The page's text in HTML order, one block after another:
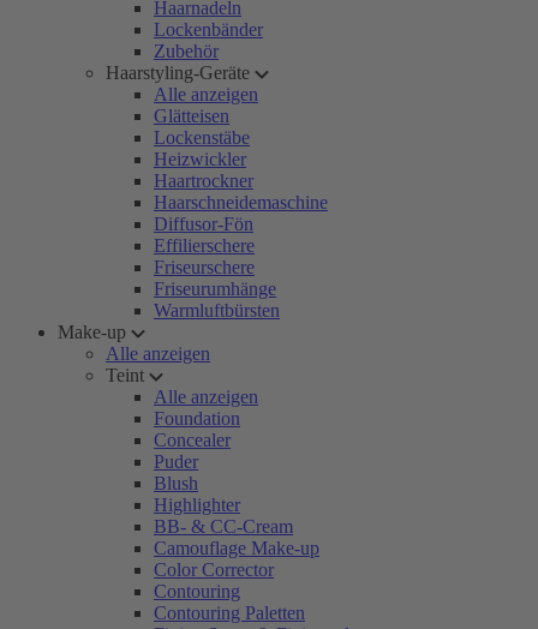
Haarnadeln
Lockenbänder
Zubehör
Haarstyling-Geräte
Alle anzeigen
Glätteisen
Lockenstäbe
Heizwickler
Haartrockner
Haarschneidemaschine
Diffusor-Fön
Effilierschere
Friseurschere
Friseurumhänge
Warmluftbürsten
Make-up
Alle anzeigen
Teint
Alle anzeigen
Foundation
Concealer
Puder
Blush
Highlighter
BB- & CC-Cream
Camouflage Make-up
Color Corrector
Contouring
Contouring Paletten